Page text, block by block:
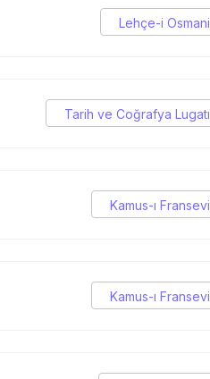
Lehçe-i Osmani
Tarih ve Coğrafya Lugatı
Kamus-ı Fransevi
Kamus-ı Fransevi